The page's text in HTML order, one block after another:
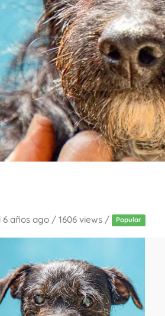
6 años ago / 1606 views / Popular